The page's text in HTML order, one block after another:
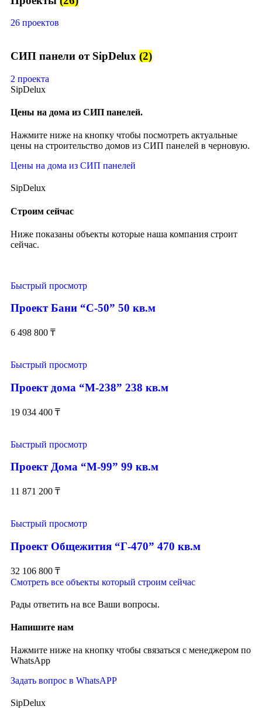
26 проектов
СИП панели от SipDelux (2)
2 проекта
SipDelux
Цены на дома из СИП панелей.
Нажмите ниже на кнопку чтобы посмотреть актуальные
цены на строительство домов из СИП панелей в черновую.
Цены на дома из СИП панелей
SipDelux
Строим сейчас
Ниже показаны объекты которые наша компания строит
сейчас.
Быстрый просмотр
Проект Бани “С-50” 50 кв.м
6 498 800 ₸
Быстрый просмотр
Проект дома “М-238” 238 кв.м
19 034 400 ₸
Быстрый просмотр
Проект Дома “М-99” 99 кв.м
11 871 200 ₸
Быстрый просмотр
Проект Общежития “Г-470” 470 кв.м
32 106 800 ₸
Смотреть все объекты который строим сейчас
Рады ответить на все Ваши вопросы.
Напишите нам
Нажмите ниже на кнопку чтобы связаться с менеджером по
WhatsApp
Задать вопрос в WhatsAPP
SipDelux